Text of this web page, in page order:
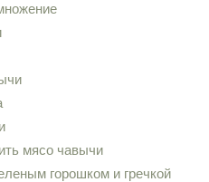
мясо чавычи
горошком и гречкой